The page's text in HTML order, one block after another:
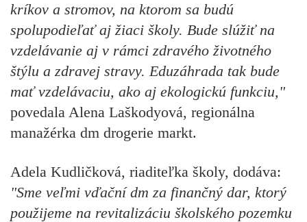
kríkov a stromov, na ktorom sa budú
spolupodieľať aj žiaci školy. Bude slúžiť na
vzdelávanie aj v rámci zdravého životného
štýlu a zdravej stravy. Eduzáhrada tak bude
mať vzdelávaciu, ako aj ekologickú funkciu,"
povedala Alena Laškodyová, regionálna
manažérka dm drogerie markt.
Adela Kudličková, riaditeľka školy, dodáva:
"Sme veľmi vďační dm za finančný dar, ktorý
použijeme na revitalizáciu školského pozemku